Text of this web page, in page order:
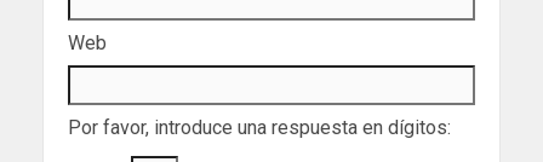
Web
Por favor, introduce una respuesta en dígitos: